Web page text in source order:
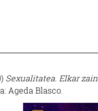
Sexualitatea. Elkar
Ageda Blasco.